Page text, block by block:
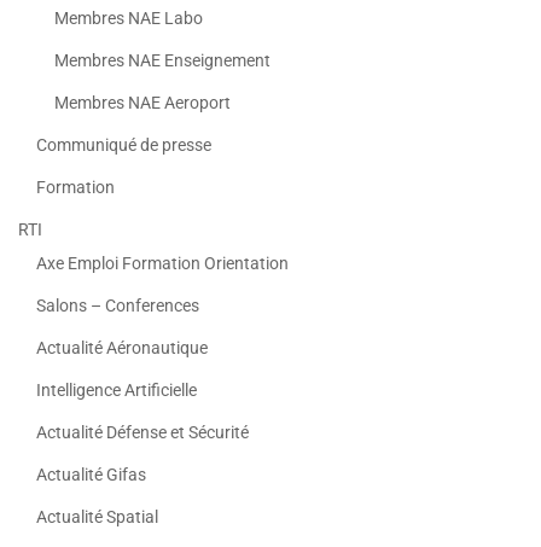
Membres NAE Labo
Membres NAE Enseignement
Membres NAE Aeroport
Communiqué de presse
Formation
RTI
Axe Emploi Formation Orientation
Salons – Conferences
Actualité Aéronautique
Intelligence Artificielle
Actualité Défense et Sécurité
Actualité Gifas
Actualité Spatial